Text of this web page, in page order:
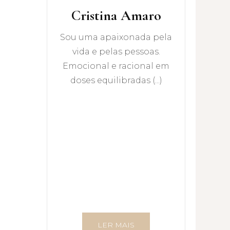
Cristina Amaro
Sou uma apaixonada pela
vida e pelas pessoas.
Emocional e racional em
doses equilibradas (...)
LER MAIS